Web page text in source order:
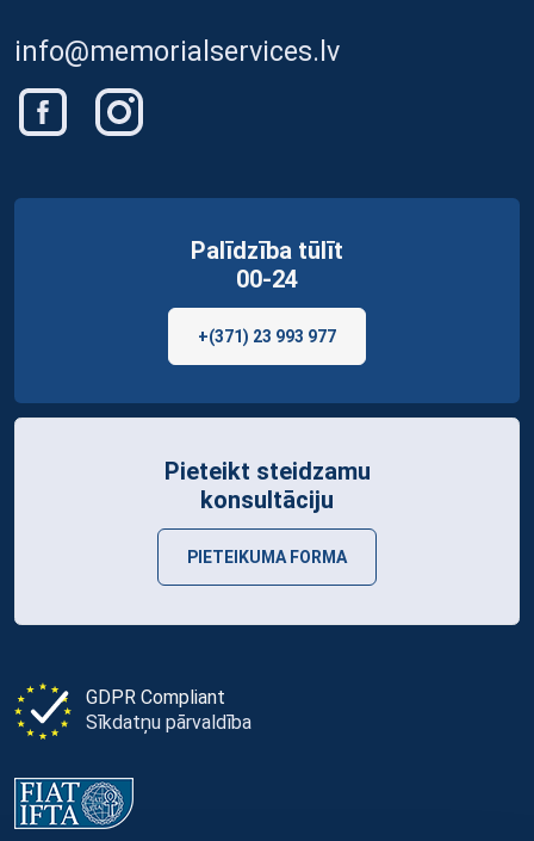
info@memorialservices.lv
GDPR Compliant
Sīkdatņu pārvaldība
Palīdzība tūlīt
00-24
+(371) 23 993 977
Pieteikt steidzamu
konsultāciju
PIETEIKUMA FORMA